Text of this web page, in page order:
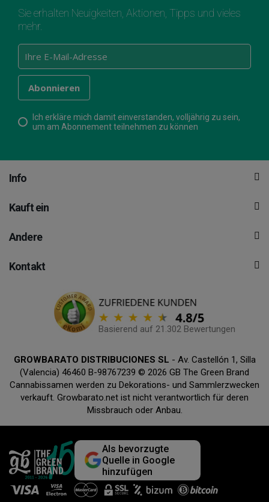
Sie erhalten Neuigkeiten, Aktionen, Tipps und vieles
mehr.
Ich erkläre mich damit einverstanden, volljährig zu sein,
um am Abonnement teilnehmen zu können
Info
Kauft ein
Andere
Kontakt
Basierend auf 21.302 Bewertungen
GROWBARATO DISTRIBUCIONES SL - Av. Castellón 1, Silla
(Valencia) 46460 B-98767239 © 2026 GB The Green Brand
Cannabissamen werden zu Dekorations- und Sammlerzwecken
verkauft. Growbarato.net ist nicht verantwortlich für deren
Missbrauch oder Anbau.
Als bevorzugte
Quelle in Google
hinzufügen